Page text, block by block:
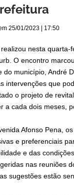
25/01/2023 | 17:50
nesta
O encontro
do município, André
intervenções que
o projeto de
a cada dois meses,
Afonso Pena,
e preferenciais
e das
nas reuniões
sugestões estão